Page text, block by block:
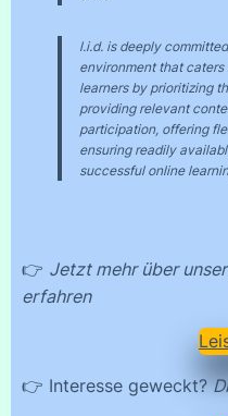
l.i.d. is deeply
environment that
learners by prioritizing
providing relevant
participation, offering
ensuring readily
successful online
👉 Jetzt mehr über
erfahren
👉 Interesse geweckt?